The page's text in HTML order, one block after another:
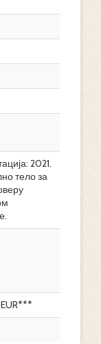
2021.
тело за